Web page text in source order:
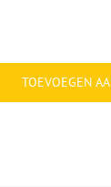
TOEVOEGEN